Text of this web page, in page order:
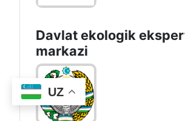
UZ
Davlat ekologik
markazi